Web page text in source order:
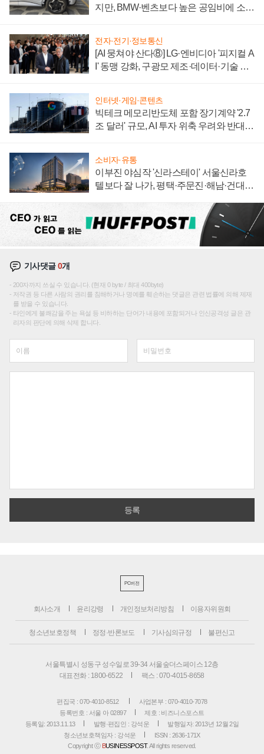
지만, BMW·벤츠보다 높은 공임비에 소비
전자·전기·정보통신
[AI 뭉쳐야 산다⑧] LG·엔비디아 '피지컬 A
I' 동맹 강화, 구광모 제조·데이터·기술 결
인터넷·게임·콘텐츠
빅테크 메모리반도체 포함 장기계약 '2.7
조 달러' 규모, AI 투자 위축 우려와 반대
소비자·유통
이부진 야심작 '신라스테이' 서울신라호
텔보다 잘 나가, 평택·주문진·해남·건대로
기사댓글0개
200자까지 쓰실 수 있습니다. (현재 0 byte / 최대 400byte)
저작권 등 다른 사람의 권리를 침해하거나 명예를 훼손하는 댓글은 관련 법률에 의해 제재
를 받을 수 있습니다.
타인에게 불쾌감을 주는 욕설 등 비하하는 단어가 내용에 포함되거나 인신공격성 글은 관
리자의 판단에 의해 삭제 합니다.
PC버전
회사소개 윤리강령 개인정보처리방침 이용자위원회
청소년보호정책 정정·반론보도 기사심의규정 불편신고
서울특별시 성동구 성수일로 39-34 서울숲더스페이스 12층
대표전화 : 1800-6522
팩스 : 070-4015-8658
편집국 : 070-4010-8512
사업본부 : 070-4010-7078
등록번호 : 서울 아 02897
제호 : 비즈니스포스트
등록일: 2013.11.13
발행·편집인 : 강석운
발행일자: 2013년 12월 2일
청소년보호책임자 : 강석운
ISSN : 2636-171X
Copyright ⓒ BUSINESSPOST. All rights reserved.